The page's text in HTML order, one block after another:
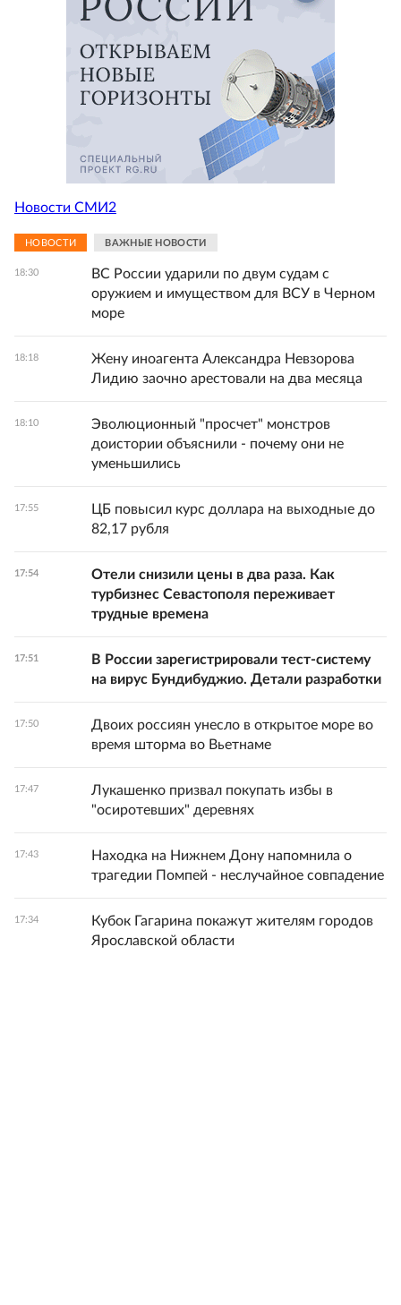
Новости СМИ2
НОВОСТИ ВАЖНЫЕ НОВОСТИ
18:30
ВС России ударили по двум судам с
оружием и имуществом для ВСУ в Черном
море
18:18
Жену иноагента Александра Невзорова
Лидию заочно арестовали на два месяца
18:10
Эволюционный "просчет" монстров
доистории объяснили - почему они не
уменьшились
17:55
ЦБ повысил курс доллара на выходные до
82,17 рубля
17:54
Отели снизили цены в два раза. Как
турбизнес Севастополя переживает
трудные времена
17:51
В России зарегистрировали тест-систему
на вирус Бундибуджио. Детали разработки
17:50
Двоих россиян унесло в открытое море во
время шторма во Вьетнаме
17:47
Лукашенко призвал покупать избы в
"осиротевших" деревнях
17:43
Находка на Нижнем Дону напомнила о
трагедии Помпей - неслучайное совпадение
17:34
Кубок Гагарина покажут жителям городов
Ярославской области